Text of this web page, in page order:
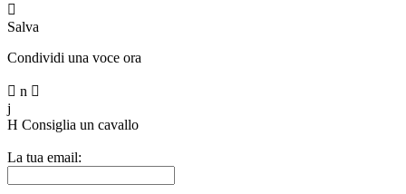

Salva
Condividi una voce ora
 n 
j
H Consiglia un cavallo
La tua email: